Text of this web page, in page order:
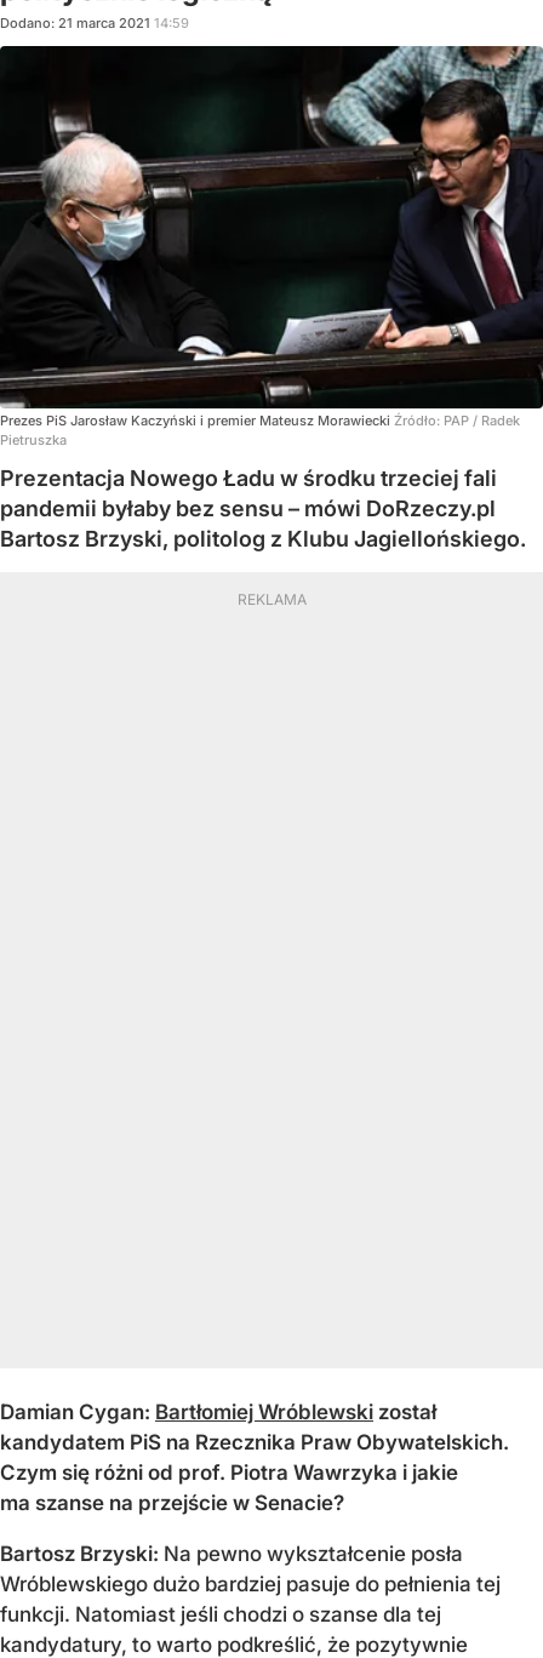
Dodano: 21 marca 2021 14:59
Prezes PiS Jarosław Kaczyński i premier Mateusz Morawiecki Źródło: PAP / Radek
Pietruszka
Prezentacja Nowego Ładu w środku trzeciej fali
pandemii byłaby bez sensu – mówi DoRzeczy.pl
Bartosz Brzyski, politolog z Klubu Jagiellońskiego.
Damian Cygan: Bartłomiej Wróblewski został
kandydatem PiS na Rzecznika Praw Obywatelskich.
Czym się różni od prof. Piotra Wawrzyka i jakie
ma szanse na przejście w Senacie?
Bartosz Brzyski: Na pewno wykształcenie posła
Wróblewskiego dużo bardziej pasuje do pełnienia tej
funkcji. Natomiast jeśli chodzi o szanse dla tej
kandydatury, to warto podkreślić, że pozytywnie